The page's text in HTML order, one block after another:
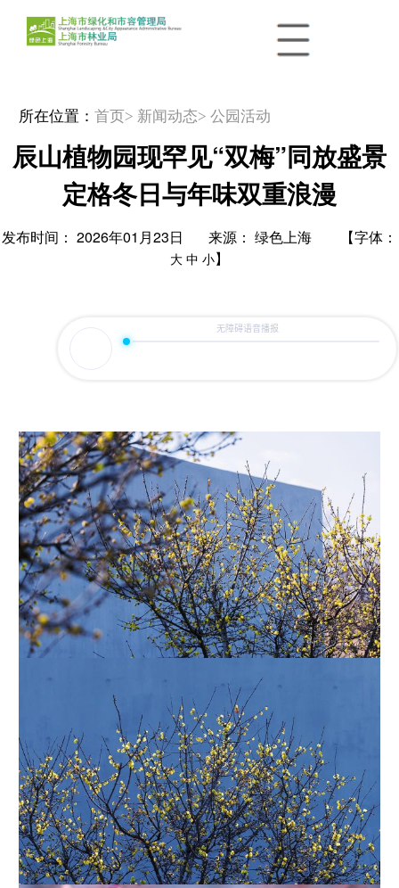
所在位置： 首页 > 新闻动态> 公园活动
辰山植物园现罕见“双梅”同放盛景
定格冬日与年味双重浪漫
发布时间： 2026年01月23日 来源： 绿色上海 【字体：
大 中 小】